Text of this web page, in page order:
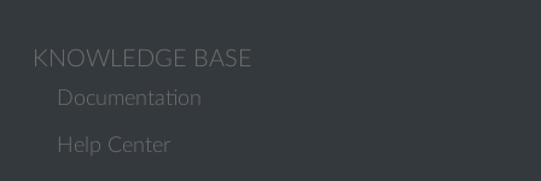
KNOWLEDGE BASE
Documentation
Help Center